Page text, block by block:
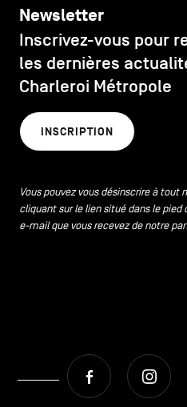
Newsletter
Inscrivez-vous pour
les dernières
Charleroi Métropole
INSCRIPTION
Vous pouvez vous désinscrire à tout
cliquant sur le lien situé dans le pied
e-mail que vous recevez de notre
Facebook